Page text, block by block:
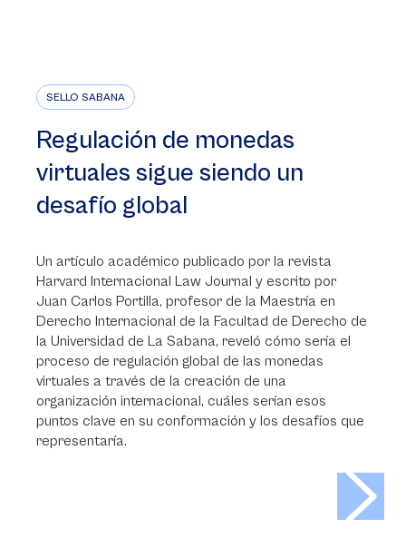
SELLO SABANA
Regulación de monedas
virtuales sigue siendo un
desafío global
Un artículo académico publicado por la revista
Harvard Internacional Law Journal y escrito por
Juan Carlos Portilla, profesor de la Maestría en
Derecho Internacional de la Facultad de Derecho de
la Universidad de La Sabana, reveló cómo sería el
proceso de regulación global de las monedas
virtuales a través de la creación de una
organización internacional, cuáles serían esos
puntos clave en su conformación y los desafíos que
representaría.